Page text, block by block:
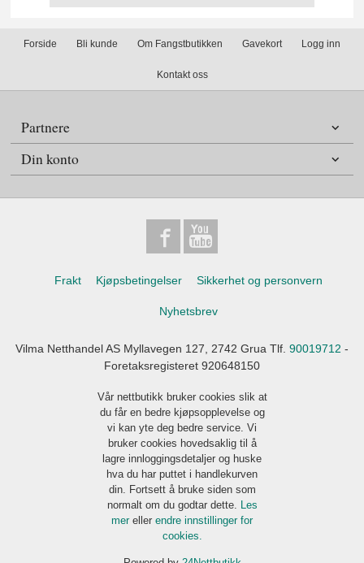
Forside Bli kunde Om Fangstbutikken Gavekort Logg inn
Kontakt oss
Partnere
Din konto
Frakt Kjøpsbetingelser Sikkerhet og personvern
Nyhetsbrev
Vilma Netthandel AS Myllavegen 127, 2742 Grua Tlf. 90019712 -
Foretaksregisteret 920648150
Vår nettbutikk bruker cookies slik at
du får en bedre kjøpsopplevelse og
vi kan yte deg bedre service. Vi
bruker cookies hovedsaklig til å
lagre innloggingsdetaljer og huske
hva du har puttet i handlekurven
din. Fortsett å bruke siden som
normalt om du godtar dette.
Les
mer eller endre innstillinger for
cookies.